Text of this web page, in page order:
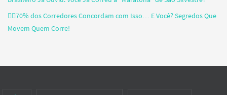
🏃‍♂️70% dos Corredores Concordam com Isso… E Você? Segredos Que
Movem Quem Corre!